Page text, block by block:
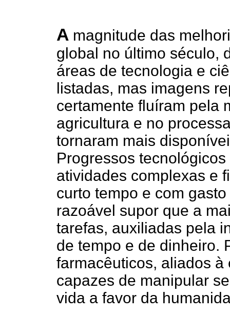
A magnitude das
global no último século,
áreas de tecnologia e
listadas, mas imagens
certamente fluíram pela
agricultura e no
tornaram mais
Progressos
atividades complexas e
curto tempo e com
razoável supor que a
tarefas, auxiliadas pela
de tempo e de dinheiro.
farmacêuticos, aliados
capazes de manipular
vida a favor da